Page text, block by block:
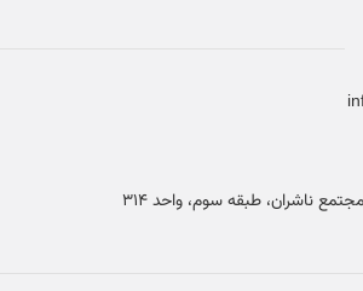
ناشران، طبقه سوم، واحد ۳۱۴